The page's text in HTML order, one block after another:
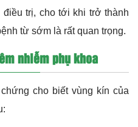
trị, cho tới khi trở thành
từ sớm là rất quan trọng.
nhiễm phụ khoa
cho biết vùng kín của